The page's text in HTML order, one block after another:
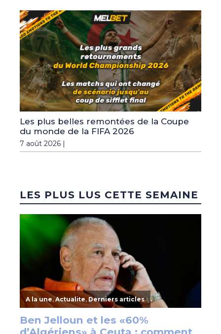
Les plus belles remontées de la Coupe
du monde de la FIFA 2026
7 août 2026 |
LES PLUS LUS CETTE SEMAINE